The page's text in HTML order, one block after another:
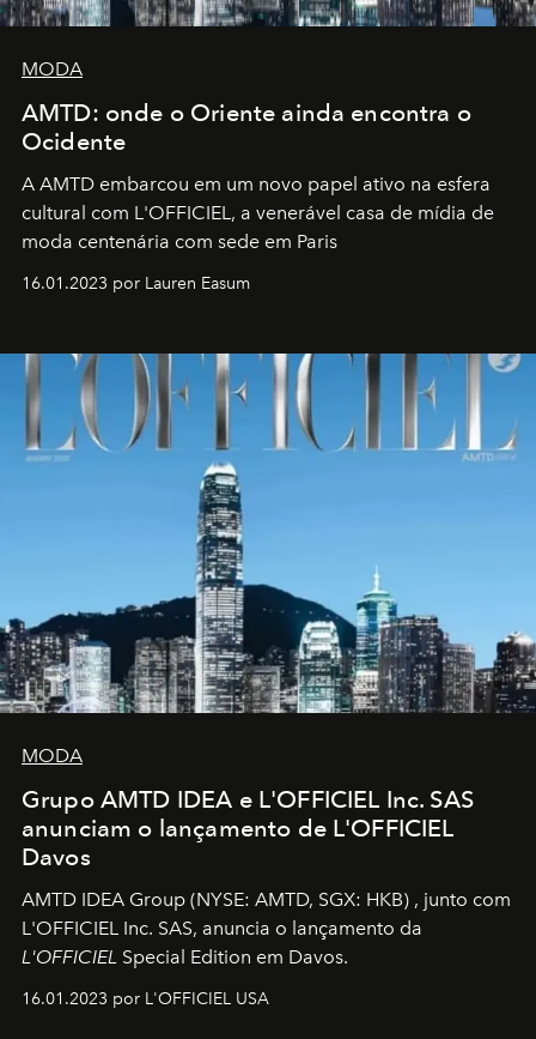
MODA
AMTD: onde o Oriente ainda encontra o
Ocidente
A AMTD embarcou em um novo papel ativo na esfera
cultural com L'OFFICIEL, a venerável casa de mídia de
moda centenária com sede em Paris
16.01.2023 por Lauren Easum
MODA
Grupo AMTD IDEA e L'OFFICIEL Inc. SAS
anunciam o lançamento de L'OFFICIEL
Davos
AMTD IDEA Group (NYSE: AMTD, SGX: HKB) , junto com
L'OFFICIEL Inc. SAS, anuncia o lançamento da
L'OFFICIEL Special Edition em Davos.
16.01.2023 por L'OFFICIEL USA